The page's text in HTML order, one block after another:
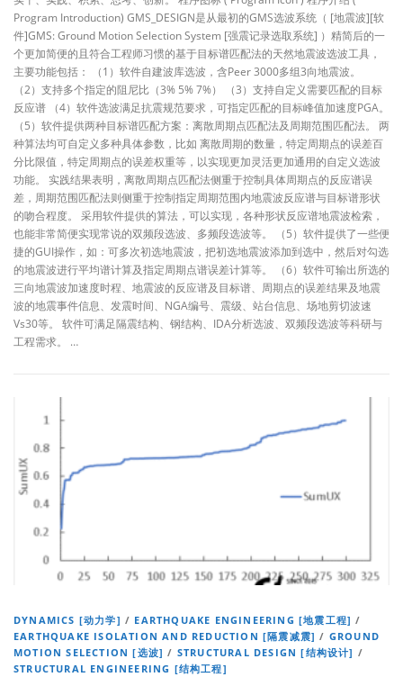
Program Introduction) GMS_DESIGN是从最初的GMS选波系统（ [地震波][软
件]GMS: Ground Motion Selection System [强震记录选取系统] ）精简后的一
个更加简便的且符合工程师习惯的基于目标谱匹配法的天然地震波选波工具，
主要功能包括： （1）软件自建波库选波，含Peer 3000多组3向地震波。
（2）支持多个指定的阻尼比（3% 5% 7%） （3）支持自定义需要匹配的目标
反应谱 （4）软件选波满足抗震规范要求，可指定匹配的目标峰值加速度PGA。
（5）软件提供两种目标谱匹配方案：离散周期点匹配法及周期范围匹配法。 两
种算法均可自定义多种具体参数，比如 离散周期的数量，特定周期点的误差百
分比限值，特定周期点的误差权重等，以实现更加灵活更加通用的自定义选波
功能。 实践结果表明，离散周期点匹配法侧重于控制具体周期点的反应谱误
差，周期范围匹配法则侧重于控制指定周期范围内地震波反应谱与目标谱形状
的吻合程度。 采用软件提供的算法，可以实现，各种形状反应谱地震波检索，
也能非常简便实现常说的双频段选波、多频段选波等。 （5）软件提供了一些便
捷的GUI操作，如：可多次初选地震波，把初选地震波添加到选中，然后对勾选
的地震波进行平均谱计算及指定周期点谱误差计算等。 （6）软件可输出所选的
三向地震波加速度时程、地震波的反应谱及目标谱、周期点的误差结果及地震
波的地震事件信息、发震时间、NGA编号、震级、站台信息、场地剪切波速
Vs30等。 软件可满足隔震结构、钢结构、IDA分析选波、双频段选波等科研与
工程需求。 …
DYNAMICS [动力学] / EARTHQUAKE ENGINEERING [地震工程] /
EARTHQUAKE ISOLATION AND REDUCTION [隔震减震] / GROUND
MOTION SELECTION [选波] / STRUCTURAL DESIGN [结构设计] /
STRUCTURAL ENGINEERING [结构工程]